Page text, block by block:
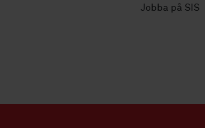
Jobba på SIS